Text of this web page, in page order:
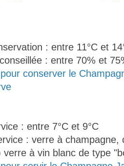
: entre 11°C et
: entre 70% et
conserver le
: entre 7°C et 9°C
: verre à champagne,
à vin blanc de type